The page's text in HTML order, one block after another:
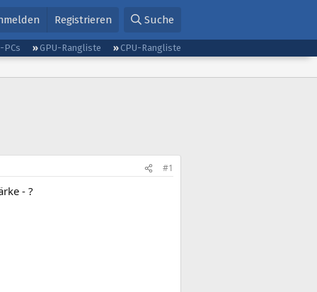
Registrieren Suche
PCs GPU-Rangliste CPU-Rangliste
#1
- ?